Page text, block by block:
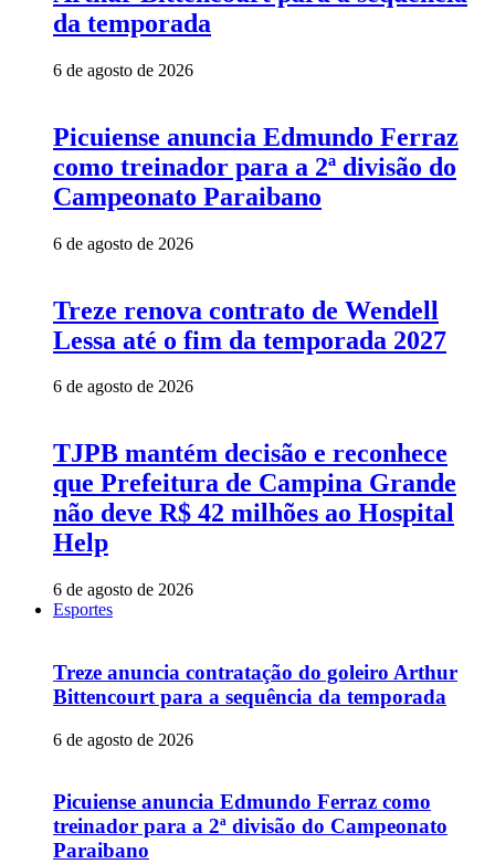
da temporada
6 de agosto de 2026
Picuiense anuncia Edmundo Ferraz
como treinador para a 2ª divisão do
Campeonato Paraibano
6 de agosto de 2026
Treze renova contrato de Wendell
Lessa até o fim da temporada 2027
6 de agosto de 2026
TJPB mantém decisão e reconhece
que Prefeitura de Campina Grande
não deve R$ 42 milhões ao Hospital
Help
6 de agosto de 2026
Esportes
Treze anuncia contratação do goleiro Arthur
Bittencourt para a sequência da temporada
6 de agosto de 2026
Picuiense anuncia Edmundo Ferraz como
treinador para a 2ª divisão do Campeonato
Paraibano